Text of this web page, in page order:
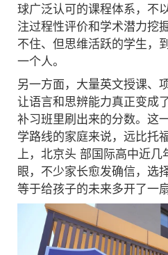
球广泛认可的课程体系，不
注过程性评价和学术潜力挖
不住、但思维活跃的学生，
一个人。
另一方面，大量英文授课、
让语言和思辨能力真正变成
补习班里刷出来的分数。这
学路线的家庭来说，远比托
上，北京头 部国际高中近几
眼，不少家长愈发确信，选
等于给孩子的未来多开了一扇